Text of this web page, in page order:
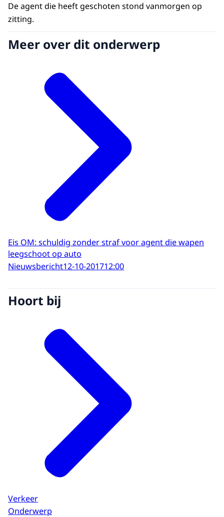
De agent die heeft geschoten stond vanmorgen op
zitting.
Meer over dit onderwerp
Eis OM: schuldig zonder straf voor agent die wapen
leegschoot op auto
Nieuwsbericht12-10-201712:00
Hoort bij
Verkeer
Onderwerp